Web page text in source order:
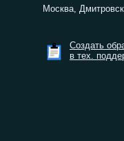
Создать
в тех.
Москва,